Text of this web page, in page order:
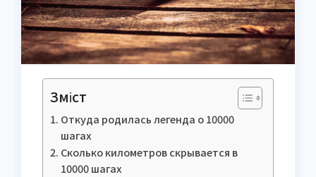
Зміст
Откуда родилась легенда о 10000
шагах
Сколько километров скрывается в
10000 шагах